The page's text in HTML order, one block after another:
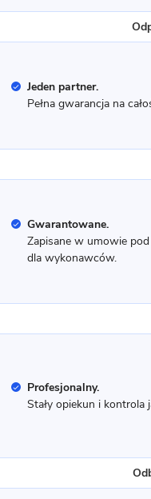
MUROWANY
Nekielka -
użytkowym
Jeden partner.
Pełna gwarancja na
Gwarantowane.
Zapisane w umowie
dla wykonawców.
Profesjonalny.
Stały opiekun i kontrola